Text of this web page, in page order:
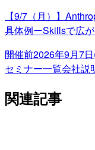
【9/7（月）】
具体例ーSkillsで広
開催前2026年9月7
セミナー一覧会社説
関連記事